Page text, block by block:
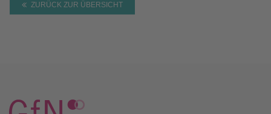
ZURÜCK ZUR ÜBERSICHT